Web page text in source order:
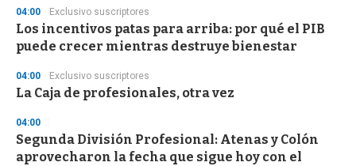
04:00 Exclusivo suscriptores
Los incentivos patas para arriba: por qué el PIB
puede crecer mientras destruye bienestar
04:00 Exclusivo suscriptores
La Caja de profesionales, otra vez
04:00
Segunda División Profesional: Atenas y Colón
aprovecharon la fecha que sigue hoy con el